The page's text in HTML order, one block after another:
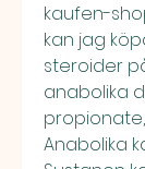
kaufen-
kan jag
steroider
anabolika
Anabolika